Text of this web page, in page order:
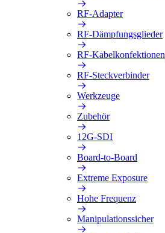
RF-Adapter
RF-Dämpfungsglieder
RF-Kabelkonfektionen
RF-Steckverbinder
Werkzeuge
Zubehör
12G-SDI
Board-to-Board
Extreme Exposure
Hohe Frequenz
Manipulationssicher